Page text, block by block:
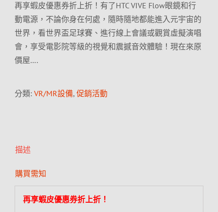
再享蝦皮優惠券折上折！有了HTC VIVE Flow眼鏡和行
動電源，不論你身在何處，隨時隨地都能進入元宇宙的
世界，看世界盃足球賽、進行線上會議或觀賞虛擬演唱
會，享受電影院等級的視覺和震撼音效體驗！現在來原
價屋….
分類: VR/MR設備, 促銷活動
描述
購買需知
再享蝦皮優惠券折上折！